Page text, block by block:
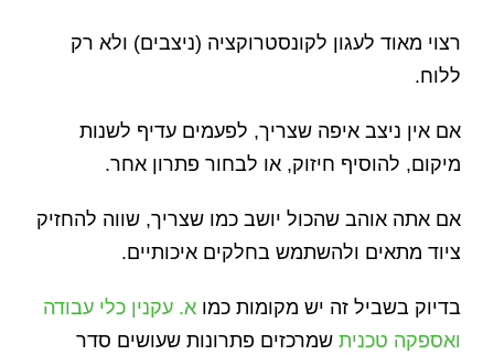
רצוי מאוד לעגון לקונסטרוקציה (ניצבים) ולא רק
ללוח.
אם אין ניצב איפה שצריך, לפעמים עדיף לשנות
מיקום, להוסיף חיזוק, או לבחור פתרון אחר.
אם אתה אוהב שהכול יושב כמו שצריך, שווה להחזיק
ציוד מתאים ולהשתמש בחלקים איכותיים.
בדיוק בשביל זה יש מקומות כמו א. עקנין כלי עבודה
ואספקה טכנית שמרכזים פתרונות שעושים סדר